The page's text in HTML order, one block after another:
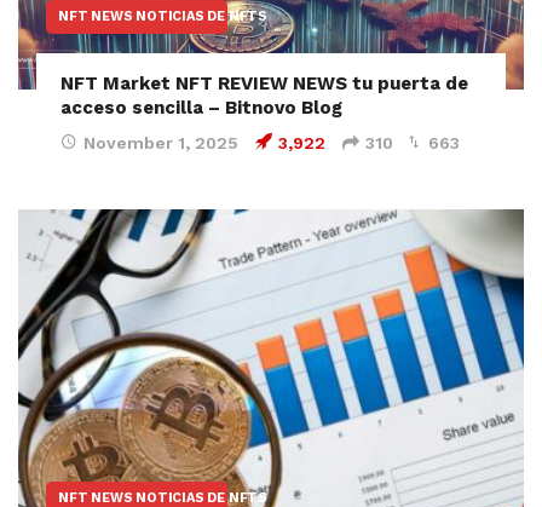
NFT NEWS NOTICIAS DE NFTS
NFT Market NFT REVIEW NEWS tu puerta de
acceso sencilla – Bitnovo Blog
November 1, 2025 3,922 310 663
NFT NEWS NOTICIAS DE NFTS